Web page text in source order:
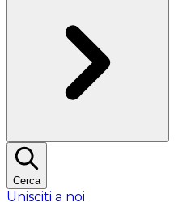
Cerca
Unisciti a noi